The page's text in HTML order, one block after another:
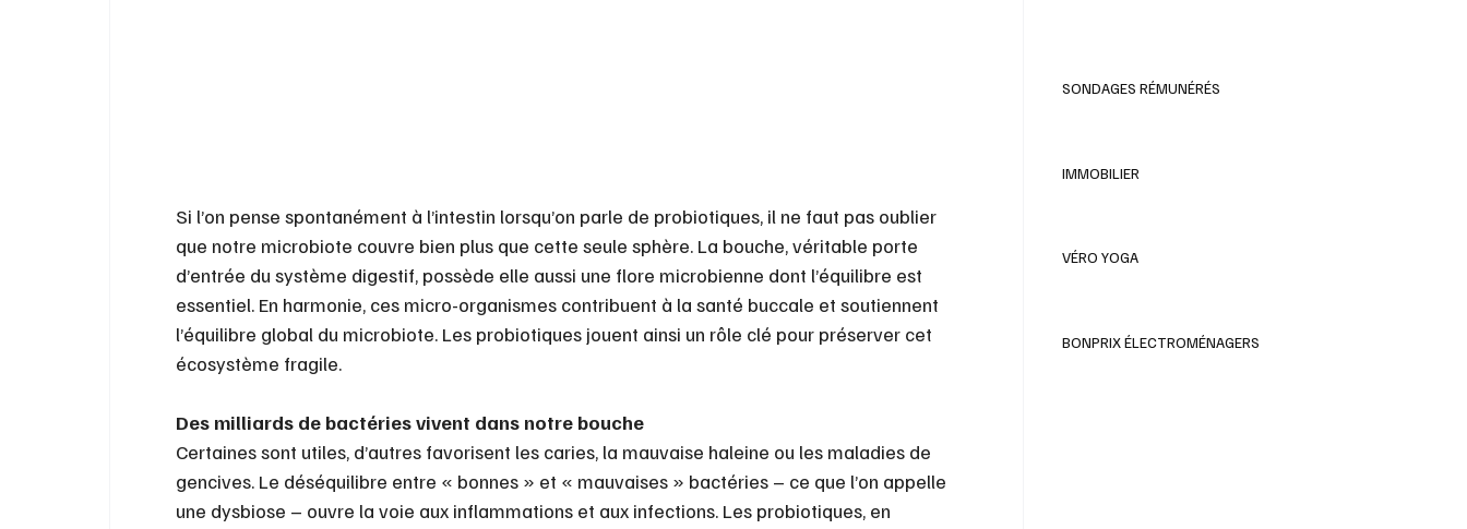
Si l’on pense spontanément à l’intestin lorsqu’on parle de probiotiques, il ne faut pas oublier
que notre microbiote couvre bien plus que cette seule sphère. La bouche, véritable porte
d’entrée du système digestif, possède elle aussi une flore microbienne dont l’équilibre est
essentiel. En harmonie, ces micro-organismes contribuent à la santé buccale et soutiennent
l’équilibre global du microbiote. Les probiotiques jouent ainsi un rôle clé pour préserver cet
écosystème fragile.
Des milliards de bactéries vivent dans notre bouche
Certaines sont utiles, d’autres favorisent les caries, la mauvaise haleine ou les maladies de
gencives. Le déséquilibre entre « bonnes » et « mauvaises » bactéries – ce que l’on appelle
une dysbiose – ouvre la voie aux inflammations et aux infections. Les probiotiques, en
SONDAGES RÉMUNÉRÉS
IMMOBILIER
VÉRO YOGA
BONPRIX ÉLECTROMÉNAGERS